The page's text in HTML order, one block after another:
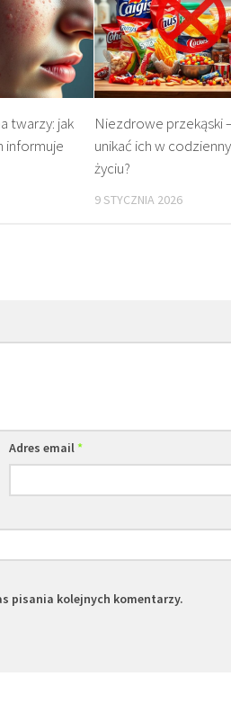
twarzy: jak
informuje
Niezdrowe przekąski
unikać ich w
życiu?
9 STYCZNIA 2026
Adres email*
pisania kolejnych komentarzy.